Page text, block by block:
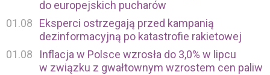
do europejskich pucharów
01.08
Eksperci ostrzegają przed kampanią
dezinformacyjną po katastrofie rakietowej
01.08
Inflacja w Polsce wzrosła do 3,0% w lipcu
w związku z gwałtownym wzrostem cen paliw